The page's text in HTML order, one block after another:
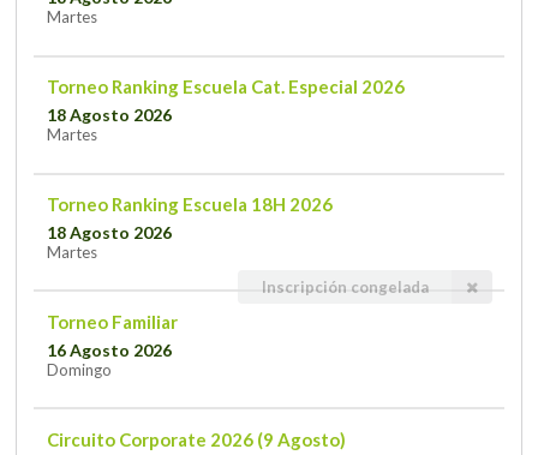
Martes
Torneo Ranking Escuela Cat. Especial 2026
18 Agosto 2026
Martes
Torneo Ranking Escuela 18H 2026
18 Agosto 2026
Martes
Inscripción congelada
Torneo Familiar
16 Agosto 2026
Domingo
Circuito Corporate 2026 (9 Agosto)